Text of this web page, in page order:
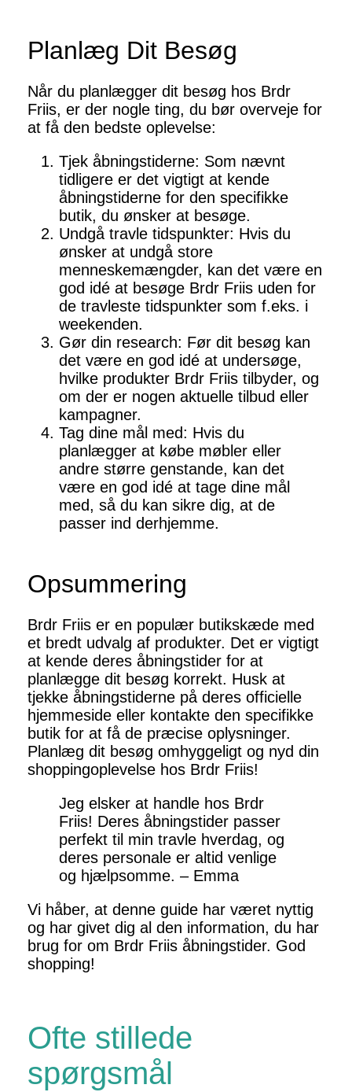
Planlæg Dit Besøg
Når du planlægger dit besøg hos Brdr
Friis, er der nogle ting, du bør overveje for
at få den bedste oplevelse:
Tjek åbningstiderne: Som nævnt
tidligere er det vigtigt at kende
åbningstiderne for den specifikke
butik, du ønsker at besøge.
Undgå travle tidspunkter: Hvis du
ønsker at undgå store
menneskemængder, kan det være en
god idé at besøge Brdr Friis uden for
de travleste tidspunkter som f.eks. i
weekenden.
Gør din research: Før dit besøg kan
det være en god idé at undersøge,
hvilke produkter Brdr Friis tilbyder, og
om der er nogen aktuelle tilbud eller
kampagner.
Tag dine mål med: Hvis du
planlægger at købe møbler eller
andre større genstande, kan det
være en god idé at tage dine mål
med, så du kan sikre dig, at de
passer ind derhjemme.
Opsummering
Brdr Friis er en populær butikskæde med
et bredt udvalg af produkter. Det er vigtigt
at kende deres åbningstider for at
planlægge dit besøg korrekt. Husk at
tjekke åbningstiderne på deres officielle
hjemmeside eller kontakte den specifikke
butik for at få de præcise oplysninger.
Planlæg dit besøg omhyggeligt og nyd din
shoppingoplevelse hos Brdr Friis!
Jeg elsker at handle hos Brdr
Friis! Deres åbningstider passer
perfekt til min travle hverdag, og
deres personale er altid venlige
og hjælpsomme. – Emma
Vi håber, at denne guide har været nyttig
og har givet dig al den information, du har
brug for om Brdr Friis åbningstider. God
shopping!
Ofte stillede
spørgsmål